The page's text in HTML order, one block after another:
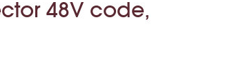
48V code,